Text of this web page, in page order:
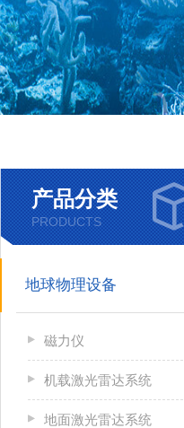
产品分类
PRODUCTS
地球物理设备
磁力仪
机载激光雷达系统
地面激光雷达系统